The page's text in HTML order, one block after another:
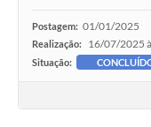
Postagem: 01/01/2025
Realização: 16/07/2025
Situação: